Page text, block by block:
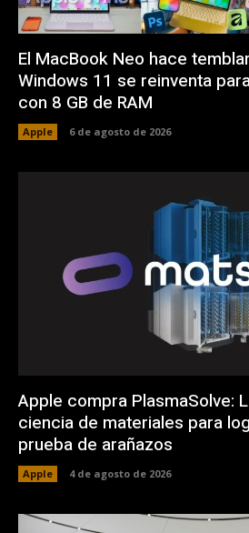
El MacBook Neo hace
Windows 11 se reinventa
con 8 GB de RAM
Apple 6 de agosto de 2026
Apple compra PlasmaSolve:
ciencia de materiales para
prueba de arañazos
Apple 4 de agosto de 2026